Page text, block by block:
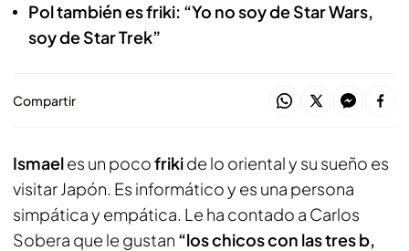
Pol también es friki: “Yo no soy de Star Wars,
soy de Star Trek”
Compartir
Ismaeles un pocofrikide lo oriental y su sueño es
visitar Japón. Es informático y es una persona
simpática y empática. Le ha contado a Carlos
Sobera que le gustan “los chicos con las tres b,